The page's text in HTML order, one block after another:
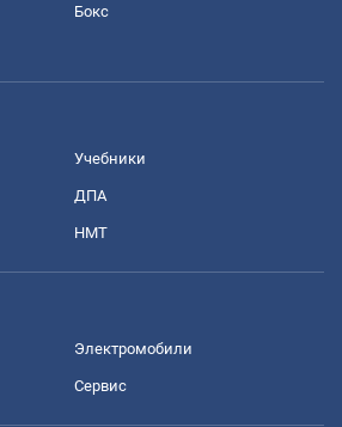
Бокс
Учебники
ДПА
НМТ
Электромобили
Сервис